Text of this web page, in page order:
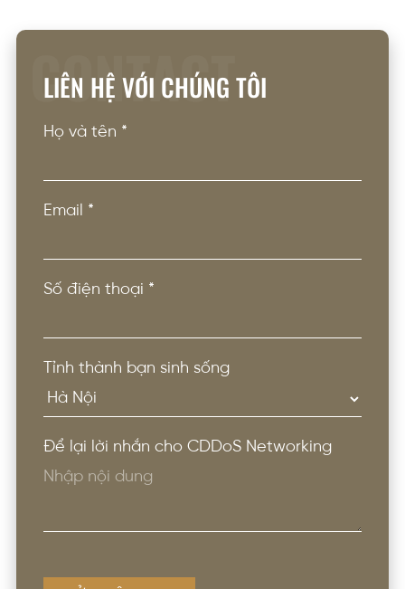
CONTACT
LIÊN HỆ VỚI CHÚNG TÔI
Họ và tên *
Email *
Số điện thoại *
Tỉnh thành bạn sinh sống
Để lại lời nhắn cho CDDoS Networking